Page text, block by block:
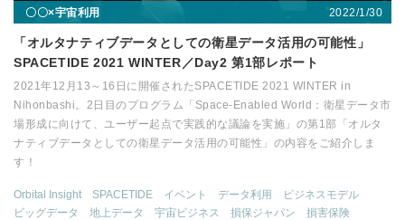
〇〇×宇宙利用 2022/1/30
「オルタナティブデータとしての衛星データ活用の可能性」
SPACETIDE 2021 WINTER／Day2 第1部レポート
2021年12月13～16日に開催されたSPACETIDE 2021 WINTER in
Nihonbashi。2日目のプログラム「Space-Enabled World：衛星データ市
場形成に向けて、ユーザー起点で実践的な議論を実施」の第1部「オルタ
ナティブデータとしての衛星データ活用の可能性」の内容をご紹介しま
す！
Orbital Insight SPACETIDE イベント データ利用
ビジネスモデル
ビッグデータ
地上データ 宇宙ビジネス 損保ジャパン
損害保険